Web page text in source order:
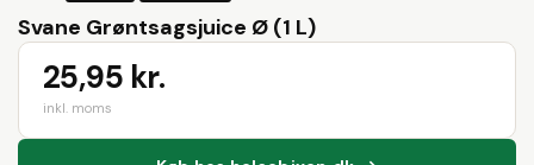
Svane Grøntsagsjuice Ø (1 L)
25,95 kr.
inkl. moms